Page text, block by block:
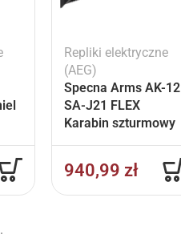
Repliki elektryczne
(AEG)
Specna Arms AK-12
SA-J21 FLEX
Karabin szturmowy
940,99 zł